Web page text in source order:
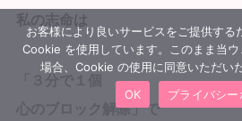
私の志命は
心のブロック解除」で
お客様により良いサービスをご提供する
Cookie を使用しています。このまま当
場合、Cookie の使用に同意いただい
OK
プライバシー